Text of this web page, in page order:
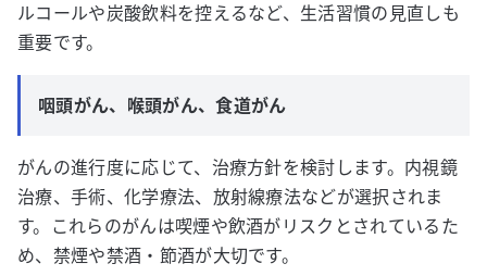
ルコールや炭酸飲料を控えるなど、生活習慣の見直しも
重要です。
咽頭がん、喉頭がん、食道がん
がんの進行度に応じて、治療方針を検討します。内視鏡
治療、手術、化学療法、放射線療法などが選択されま
す。これらのがんは喫煙や飲酒がリスクとされているた
め、禁煙や禁酒・節酒が大切です。